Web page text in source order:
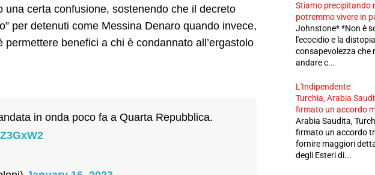
una certa confusione, sostenendo che il decreto
per detenuti come Messina Denaro quando invece,
permettere benefici a chi è condannato all’ergastolo
in onda poco fa a Quarta Repubblica.
Stiamo precipitando
potremmo vivere in
Johnstone* *Non è
l'ecocidio e la
consapevolezza che
andare c...
L'Indipendente
Turchia, Arabia
firmato un accordo
Arabia Saudita,
firmato un accordo
fornire maggiori
degli Esteri di...